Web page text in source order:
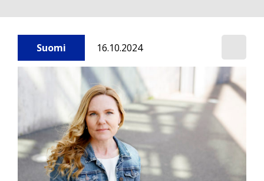
Suomi 16.10.2024